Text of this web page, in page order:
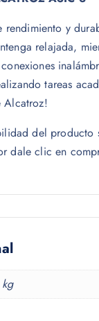
y
relajada,
tareas
Alcatroz!
del
dale clic en